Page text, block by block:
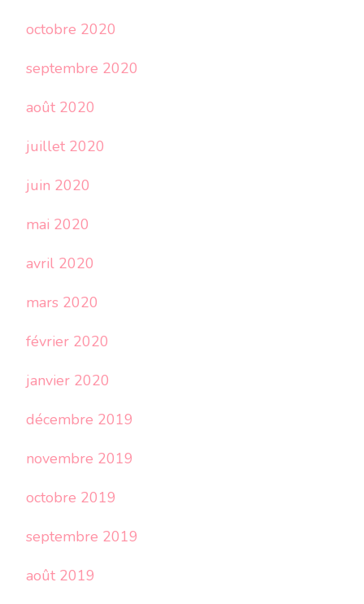
octobre 2020
septembre 2020
août 2020
juillet 2020
juin 2020
mai 2020
avril 2020
mars 2020
février 2020
janvier 2020
décembre 2019
novembre 2019
octobre 2019
septembre 2019
août 2019